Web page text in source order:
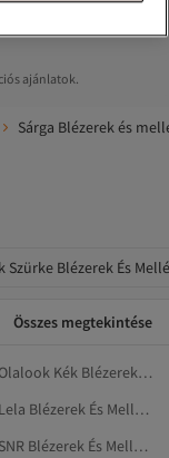
ajánlatok.
Sárga Blézerek és
Szürke Blézerek És
Összes megtekintése
Olalook Kék Blézerek És Mellények
Lela Blézerek És Mellények
SNR Blézerek És Mellények